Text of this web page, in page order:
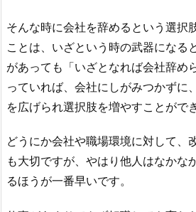
そんな時に会社を辞めるという選択
ことは、いざという時の武器になる
があっても「いざとなれば会社辞め
っていれば、会社にしがみつかずに
を広げられ選択肢を増やすことがで
どうにか会社や職場環境に対して、
も大切ですが、やはり他人はなかな
るほうが一番早いです。